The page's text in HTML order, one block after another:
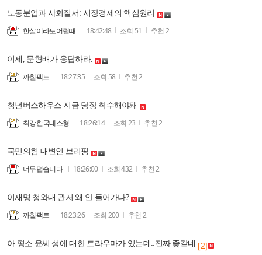
노동분업과 사회질서: 시장경제의 핵심원리
한살이라도어릴때 18:42:48 조회 51 추천 2
이제, 문형배가 응답하라.
까칠팩트 18:27:35 조회 58 추천2
청년버스하우스 지금 당장 착수해야돼
최강한국테스형 18:26:14 조회 23 추천2
국민의힘 대변인 브리핑
너무덥습니다 18:26:00 조회432 추천2
이재명 청와대 관저 왜 안 들어가나?
까칠팩트 18:23:26 조회 200 추천 2
아 평소 윤씨 성에 대한 트라우마가 있는데..진짜 좆같네 [2]